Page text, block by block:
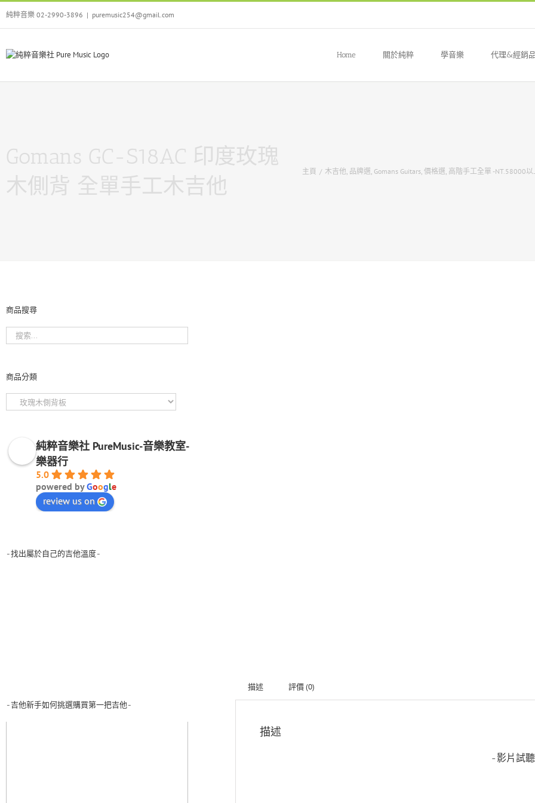
Skip
content
純粹音樂 02-2990-3896 | puremusic254@gmail.com
Home 關於純粹 學音樂 代理&經銷
Gomans GC-S18AC 印度玫瑰
木側背 全單手工木吉他
主頁 / 木吉他, 品牌選, Gomans Guitars, 價格選, 高階手工全單 -NT.58000以
描述 評價 (0)
描述
-影片試
商品搜尋
商品分類
純粹音樂社 PureMusic-音樂教室-
樂器行
5.0
powered byGoogle
review us on
-找出屬於自己的吉他溫度-
-吉他新手如何挑選購買第一把吉他-